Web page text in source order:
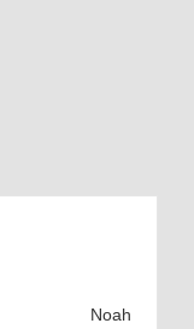
Noah